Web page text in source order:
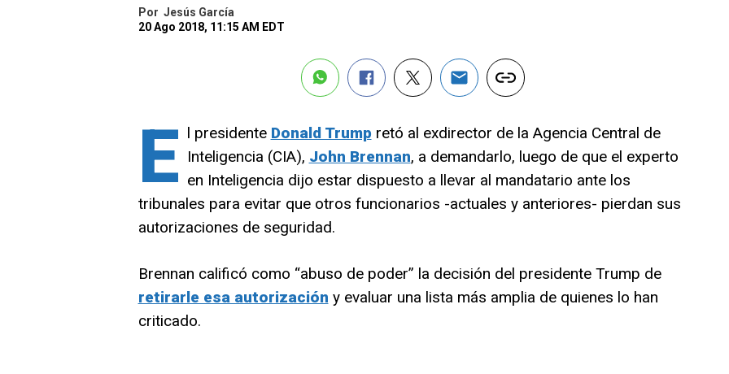
Por Jesús García
20 Ago 2018, 11:15 AM EDT
E l presidente Donald Trump retó al exdirector de la Agencia Central de
Inteligencia (CIA), John Brennan, a demandarlo, luego de que el experto
en Inteligencia dijo estar dispuesto a llevar al mandatario ante los
tribunales para evitar que otros funcionarios -actuales y anteriores- pierdan sus
autorizaciones de seguridad.
Brennan calificó como “abuso de poder” la decisión del presidente Trump de
retirarle esa autorización y evaluar una lista más amplia de quienes lo han
criticado.